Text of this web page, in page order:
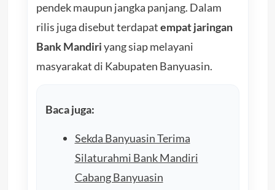
pendek maupun jangka panjang. Dalam
rilis juga disebut terdapatempat jaringan
Bank Mandiriyang siap melayani
masyarakat di Kabupaten Banyuasin.
Baca juga:
Sekda Banyuasin Terima
Silaturahmi Bank Mandiri
Cabang Banyuasin